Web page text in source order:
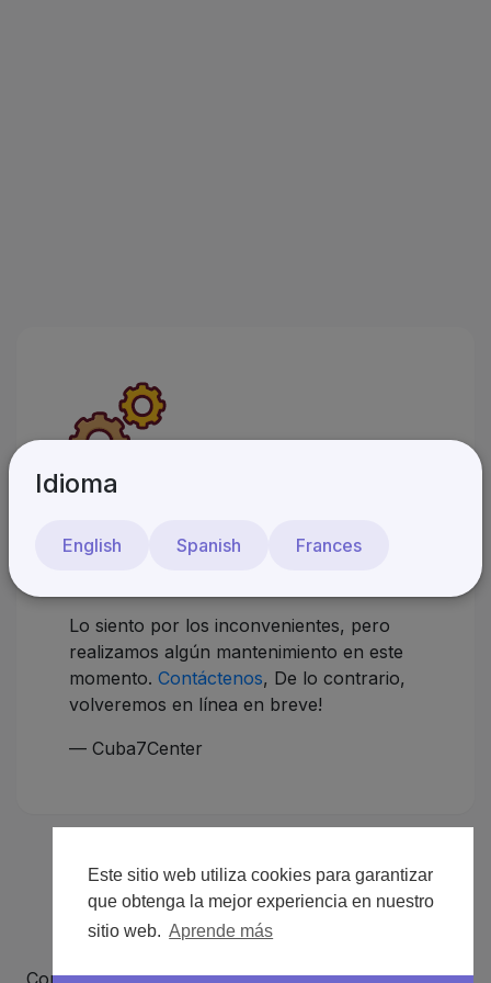
Este sitio web utiliza cookies para garantizar
que obtenga la mejor experiencia en nuestro
sitio web. Aprende más
¡Estaremos de vuelta
Lo siento por los inconvenientes, pero
realizamos algún mantenimiento en este
momento. Contáctenos, De lo contrario,
volveremos en línea en breve!
— Cuba7Center
Copyright © 2026 Cuba7Center. Todos los derechos
Idioma
English Spanish Frances